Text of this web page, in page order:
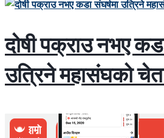
दोषी पक्राउ नभए
उत्रिने महासंघको